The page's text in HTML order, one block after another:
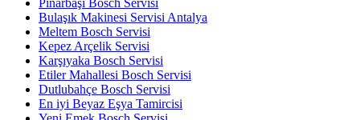
Pınarbaşı Bosch Servisi
Bulaşık Makinesi Servisi Antalya
Meltem Bosch Servisi
Kepez Arçelik Servisi
Karşıyaka Bosch Servisi
Etiler Mahallesi Bosch Servisi
Dutlubahçe Bosch Servisi
En iyi Beyaz Eşya Tamircisi